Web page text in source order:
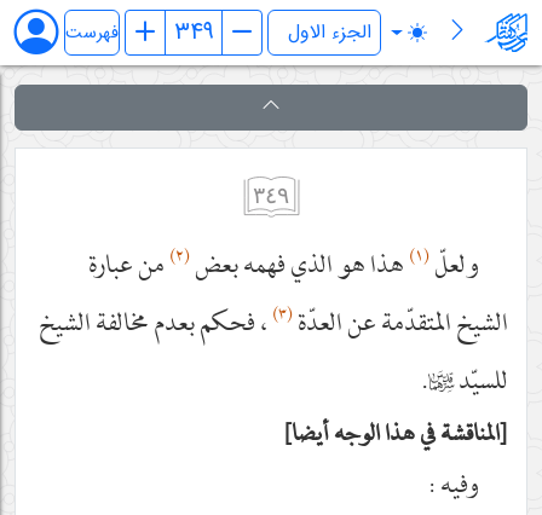
فرائد الاصول (رسائل) فهرست
٣٤٩
ولعلّ(١) هذا هو الذي فهمه بعض(٢) من عبارة
الشيخ المتقدّمة عن العدّة(٣) ، فحكم بعدم مخالفة الشيخ
للسيّدقدس‌سرهما.
المناقشة في هذا الوجه أيضا
وفيه :